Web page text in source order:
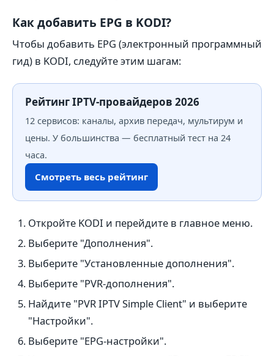
Как добавить EPG в KODI?
Чтобы добавить EPG (электронный программный
гид) в KODI, следуйте этим шагам:
Рейтинг IPTV-провайдеров 2026
12 сервисов: каналы, архив передач, мультирум и
цены. У большинства — бесплатный тест на 24
часа.
Смотреть весь рейтинг
Откройте KODI и перейдите в главное меню.
Выберите "Дополнения".
Выберите "Установленные дополнения".
Выберите "PVR-дополнения".
Найдите "PVR IPTV Simple Client" и выберите
"Настройки".
Выберите "EPG-настройки".